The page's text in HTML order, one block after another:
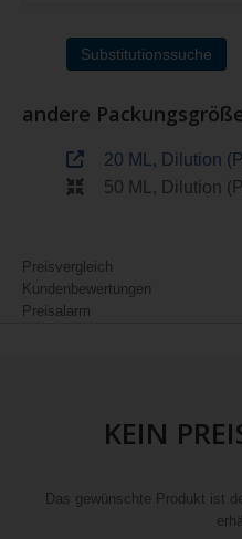
Substitutionssuche
andere
20 ML, Dilution
50 ML, Dilution
Preisvergleich
Kundenbewertungen
Preisalarm
KEIN
Das gewünschte Produkt ist